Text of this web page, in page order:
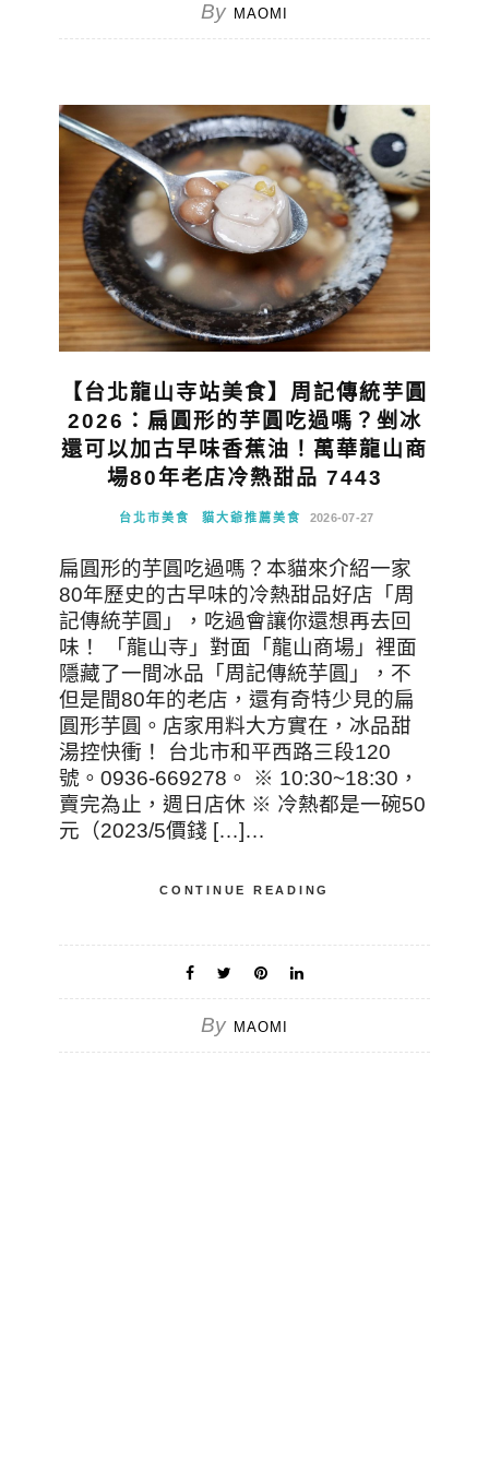
By MAOMI
【台北龍山寺站美食】周記傳統芋圓
2026：扁圓形的芋圓吃過嗎？剉冰
還可以加古早味香蕉油！萬華龍山商
場80年老店冷熱甜品 7443
台北市美食 貓大爺推薦美食 2026-07-27
扁圓形的芋圓吃過嗎？本貓來介紹一家
80年歷史的古早味的冷熱甜品好店「周
記傳統芋圓」，吃過會讓你還想再去回
味！ 「龍山寺」對面「龍山商場」裡面
隱藏了一間冰品「周記傳統芋圓」，不
但是間80年的老店，還有奇特少見的扁
圓形芋圓。店家用料大方實在，冰品甜
湯控快衝！ 台北市和平西路三段120
號。0936-669278。 ※ 10:30~18:30，
賣完為止，週日店休 ※ 冷熱都是一碗50
元（2023/5價錢 […]…
CONTINUE READING
By MAOMI